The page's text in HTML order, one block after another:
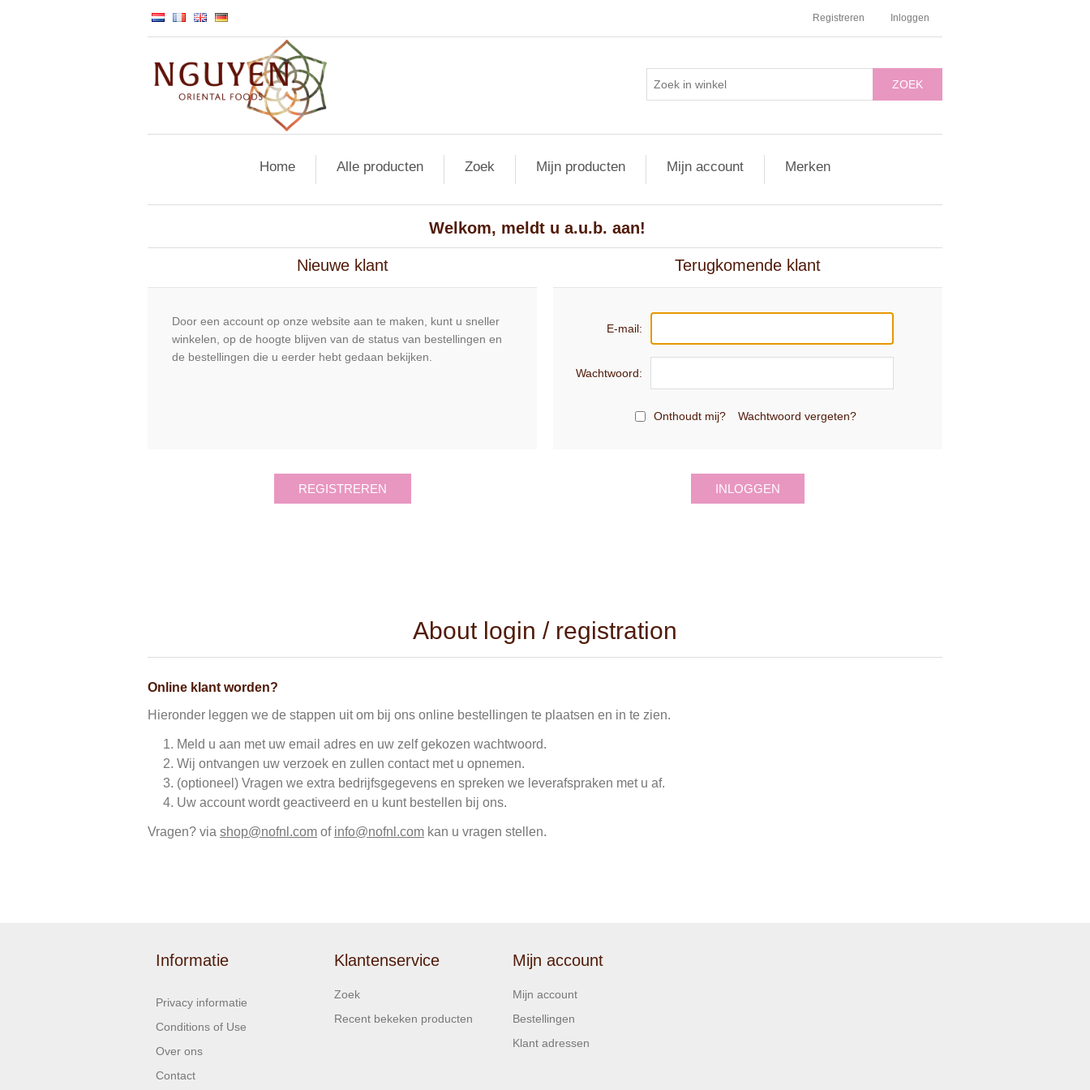
Registreren Inloggen
ZOEK
Home Alle producten Zoek Mijn producten Mijn account Merken
Welkom, meldt u a.u.b. aan!
Nieuwe klant
Door een account op onze website aan te maken, kunt u sneller
winkelen, op de hoogte blijven van de status van bestellingen en
de bestellingen die u eerder hebt gedaan bekijken.
REGISTREREN
Terugkomende klant
E-mail:
Wachtwoord:
Onthoudt mij? Wachtwoord vergeten?
INLOGGEN
About login / registration
Online klant worden?
Hieronder leggen we de stappen uit om bij ons online bestellingen te plaatsen en in te zien.
Meld u aan met uw email adres en uw zelf gekozen wachtwoord.
Wij ontvangen uw verzoek en zullen contact met u opnemen.
(optioneel) Vragen we extra bedrijfsgegevens en spreken we leverafspraken met u af.
Uw account wordt geactiveerd en u kunt bestellen bij ons.
Vragen? via shop@nofnl.com of info@nofnl.com kan u vragen stellen.
Informatie
Privacy informatie
Conditions of Use
Over ons
Contact
Klantenservice
Zoek
Recent bekeken producten
Mijn account
Mijn account
Bestellingen
Klant adressen